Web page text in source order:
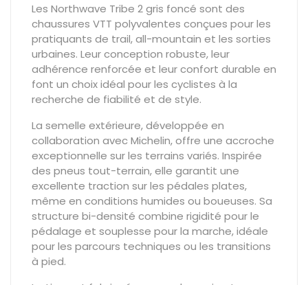
Les Northwave Tribe 2 gris foncé sont des
chaussures VTT polyvalentes conçues pour les
pratiquants de trail, all-mountain et les sorties
urbaines. Leur conception robuste, leur
adhérence renforcée et leur confort durable en
font un choix idéal pour les cyclistes à la
recherche de fiabilité et de style.
La semelle extérieure, développée en
collaboration avecMichelin, offre une accroche
exceptionnelle sur les terrains variés. Inspirée
des pneus tout-terrain, elle garantit une
excellente traction sur les pédales plates,
même en conditions humides ou boueuses. Sa
structure bi-densité combine rigidité pour le
pédalage et souplesse pour la marche, idéale
pour les parcours techniques ou les transitions
à pied.